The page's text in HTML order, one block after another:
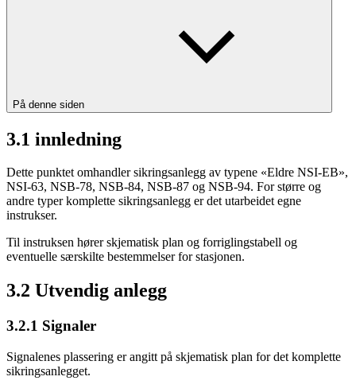
På denne siden
3.1 innledning
Dette punktet omhandler sikringsanlegg av typene «Eldre NSI-EB»,
NSI-63, NSB-78, NSB-84, NSB-87 og NSB-94. For større og
andre typer komplette sikringsanlegg er det utarbeidet egne
instrukser.
Til instruksen hører skjematisk plan og forriglingstabell og
eventuelle særskilte bestemmelser for stasjonen.
3.2 Utvendig anlegg
3.2.1 Signaler
Signalenes plassering er angitt på skjematisk plan for det komplette
sikringsanlegget.